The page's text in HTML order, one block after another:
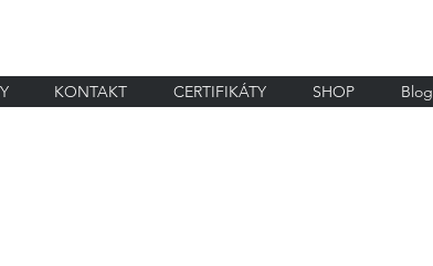
KONTAKT CERTIFIKÁTY SHOP Blog